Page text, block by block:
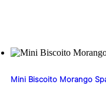
Mini Biscoito Morango